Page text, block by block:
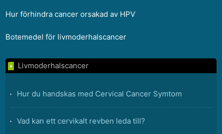
Hur förhindra cancer orsakad av HPV
Botemedel för livmoderhalscancer
Livmoderhalscancer
Hur du handskas med Cervical Cancer Symtom
Vad kan ett cervikalt revben leda till?